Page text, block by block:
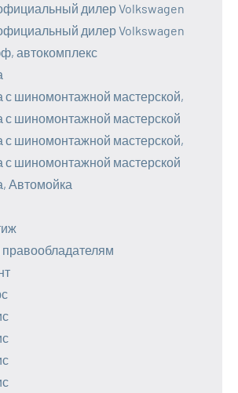
дилер Volkswagen
дилер Volkswagen
автокомплекс
с шиномонтажной мастерской,
с шиномонтажной мастерской
с шиномонтажной мастерской,
с шиномонтажной мастерской
Автомойка